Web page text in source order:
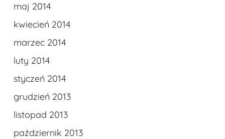
maj 2014
kwiecień 2014
marzec 2014
luty 2014
styczeń 2014
grudzień 2013
listopad 2013
październik 2013